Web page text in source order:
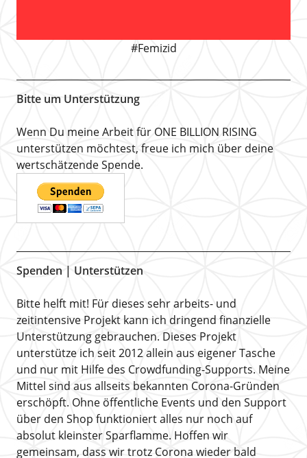
#Femizid
Bitte um Unterstützung
Wenn Du meine Arbeit für ONE BILLION RISING
unterstützen möchtest, freue ich mich über deine
wertschätzende Spende.
Spenden | Unterstützen
Bitte helft mit! Für dieses sehr arbeits- und
zeitintensive Projekt kann ich dringend finanzielle
Unterstützung gebrauchen. Dieses Projekt
unterstütze ich seit 2012 allein aus eigener Tasche
und nur mit Hilfe des Crowdfunding-Supports. Meine
Mittel sind aus allseits bekannten Corona-Gründen
erschöpft. Ohne öffentliche Events und den Support
über den Shop funktioniert alles nur noch auf
absolut kleinster Sparflamme. Hoffen wir
gemeinsam, dass wir trotz Corona wieder bald